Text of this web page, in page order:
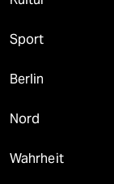
Sport
Berlin
Nord
Wahrheit